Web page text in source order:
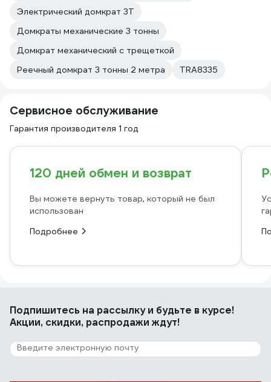
Электрический домкрат 3Т
Домкраты механические 3 тонны
Домкрат механический с трещеткой
Реечный домкрат 3 тонны 2 метра
TRA8335
Сервисное обслуживание
Гарантия производителя 1 год
120 дней обмен и возврат
Вы можете вернуть товар, который не был
использован
Подробнее
Подпишитесь на рассылкуи будьте в курсе!
Акции, скидки, распродажи ждут!